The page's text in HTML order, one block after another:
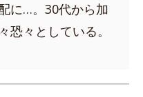
に…。30代から加
恐々としている。